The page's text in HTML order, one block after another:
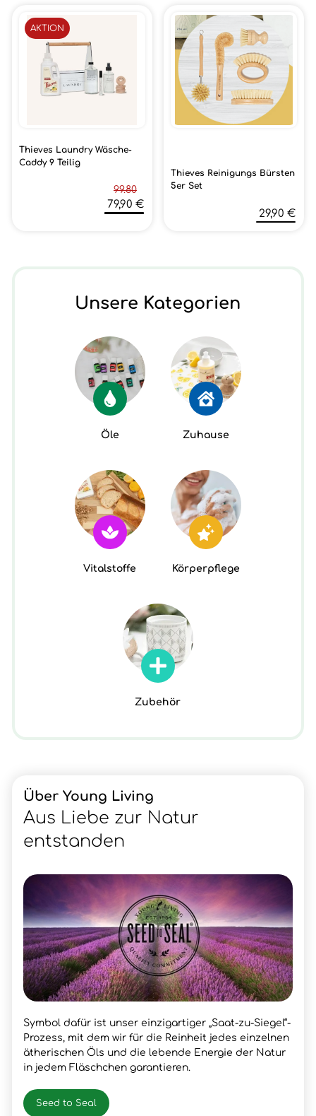
Thieves Laundry Wäsche-
Caddy 9 Teilig
99.80
79,90 €
AKTION
Thieves Reinigungs Bürsten
5er Set
29,90 €
Unsere Kategorien
Öle Zuhause
Vitalstoffe Körperpflege
Zubehör
Über Young Living
Aus Liebe zur Natur
entstanden
Symbol dafür ist unser einzigartiger „Saat-zu-Siegel“-
Prozess, mit dem wir für die Reinheit jedes einzelnen
ätherischen Öls und die lebende Energie der Natur
in jedem Fläschchen garantieren.
Seed to Seal